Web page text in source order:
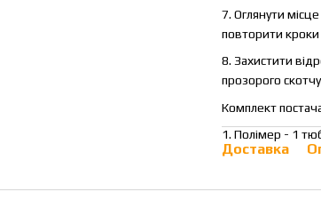
7. Оглянути
повторити
8. Захистити
прозорого
Комплект
1. Полімер - 1
Доставка